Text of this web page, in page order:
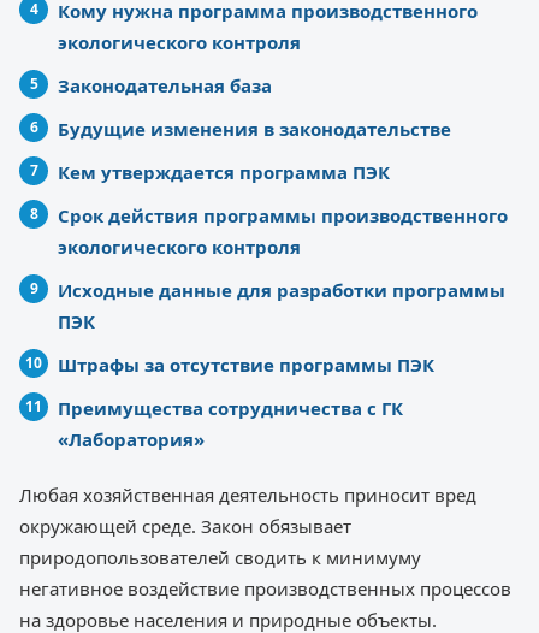
Кому нужна программа производственного
экологического контроля
Законодательная база
Будущие изменения в законодательстве
Кем утверждается программа ПЭК
Срок действия программы производственного
экологического контроля
Исходные данные для разработки программы
ПЭК
Штрафы за отсутствие программы ПЭК
Преимущества сотрудничества с ГК
«Лаборатория»
Любая хозяйственная деятельность приносит вред
окружающей среде. Закон обязывает
природопользователей сводить к минимуму
негативное воздействие производственных процессов
на здоровье населения и природные объекты.